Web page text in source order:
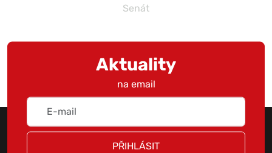
Senát
Aktuality
na email
PŘIHLÁSIT